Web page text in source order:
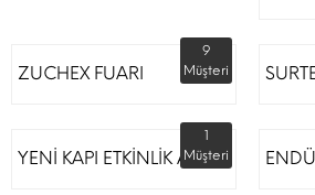
ZUCHEX FUARI
9
Müşteri
YENİ KAPI ETKİNLİK ALANI
1
Müşteri